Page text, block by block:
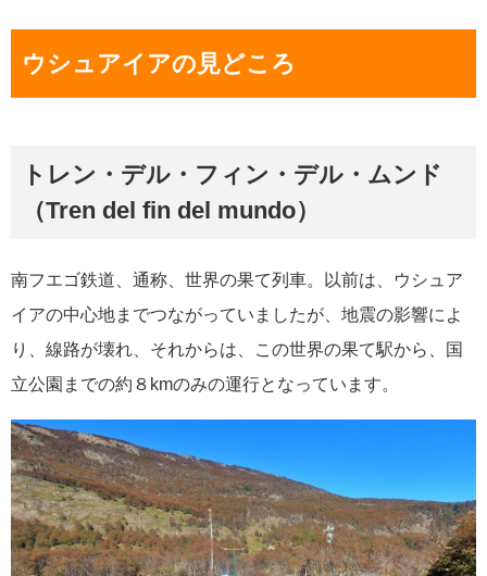
ウシュアイアの見どころ
トレン・デル・フィン・デル・ムンド
（Tren del fin del mundo）
南フエゴ鉄道、通称、世界の果て列車。以前は、ウシュア
イアの中心地までつながっていましたが、地震の影響によ
り、線路が壊れ、それからは、この世界の果て駅から、国
立公園までの約８kmのみの運行となっています。